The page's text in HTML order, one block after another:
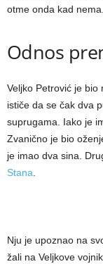
otme onda kad nema.
Odnos
Veljko Petrović je bio
ističe da se čak dva
suprugama. Iako je
Zvanično je bio
je imao dva sina.
Stana
Nju je upoznao na
žali na Veljkove